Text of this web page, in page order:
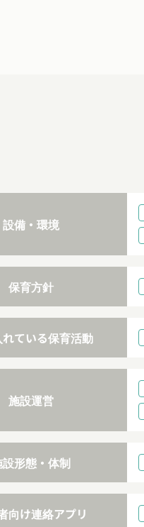
設備・環境
保育方針
ている保育活動
施設運営
形態・体制
向け連絡アプリ